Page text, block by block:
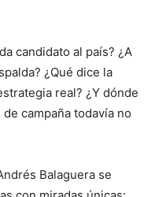
candidato al país? ¿A
¿Qué dice la
real? ¿Y dónde
campaña todavía no
Balaguera se